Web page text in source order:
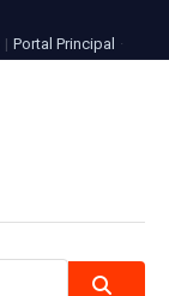
| Portal Principal ·